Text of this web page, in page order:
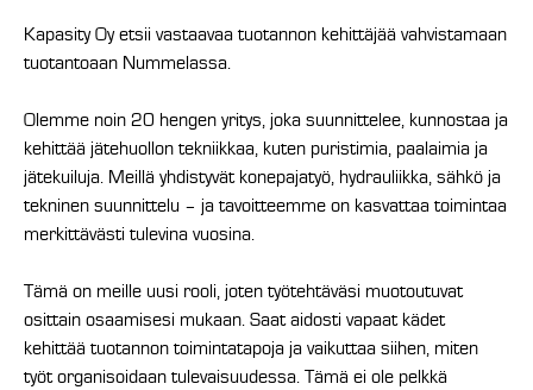
Kapasity Oy etsii vastaavaa tuotannon kehittäjää vahvistamaan
tuotantoaan Nummelassa.
Olemme noin 20 hengen yritys, joka suunnittelee, kunnostaa ja
kehittää jätehuollon tekniikkaa, kuten puristimia, paalaimia ja
jätekuiluja. Meillä yhdistyvät konepajatyö, hydrauliikka, sähkö ja
tekninen suunnittelu – ja tavoitteemme on kasvattaa toimintaa
merkittävästi tulevina vuosina.
Tämä on meille uusi rooli, joten työtehtäväsi muotoutuvat
osittain osaamisesi mukaan. Saat aidosti vapaat kädet
kehittää tuotannon toimintatapoja ja vaikuttaa siihen, miten
työt organisoidaan tulevaisuudessa. Tämä ei ole pelkkä